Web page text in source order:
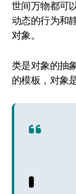
世间万物都可以看成一个对象。每个物体包括
动态的行为和
对象。
类是对象的抽象，对象是类的具体，类是对象
的模板，对象